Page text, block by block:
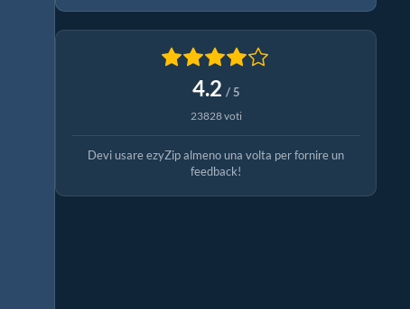
4.2 / 5
23828 voti
Devi usare ezyZip almeno una volta per fornire un
feedback!